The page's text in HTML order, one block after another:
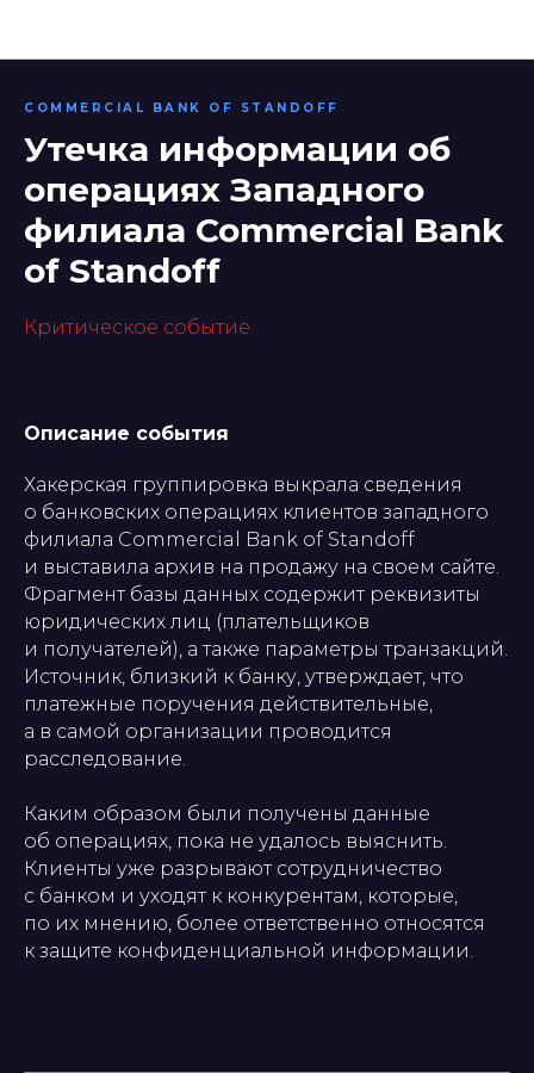
COMMERCIAL BANK OF STANDOFF
Утечка информации об
операциях Западного
филиала Commercial Bank
of Standoff
Критическое событие
Описание события
Хакерская группировка выкрала сведения
о банковских операциях клиентов западного
филиала Commercial Bank of Standoff
и выставила архив на продажу на своем сайте.
Фрагмент базы данных содержит реквизиты
юридических лиц (плательщиков
и получателей), а также параметры транзакций.
Источник, близкий к банку, утверждает, что
платежные поручения действительные,
а в самой организации проводится
расследование.
Каким образом были получены данные
об операциях, пока не удалось выяснить.
Клиенты уже разрывают сотрудничество
с банком и уходят к конкурентам, которые,
по их мнению, более ответственно относятся
к защите конфиденциальной информации.